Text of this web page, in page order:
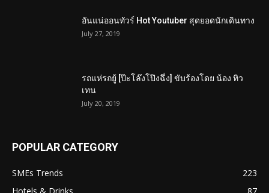
อันแน่ออนทัวร์ Hot Youtuber สุดยอดนักเดินทาง
July 27, 2019
รถแห่รถยู้ [ป๊ะโล๊งโป๊งฉึ่ง] ขับร้องโดย น้อง ทิว
เทน
July 20, 2019
POPULAR CATEGORY
SMEs Trends
223
Hotels & Drinks
87